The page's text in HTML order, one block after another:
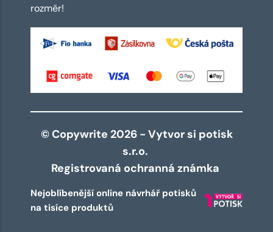
rozměr!
© Copywrite 2026 - Vytvor si potisk
s.r.o.
Registrovaná ochranná známka
Nejoblíbenější online návrhář potisků
na tisíce produktů